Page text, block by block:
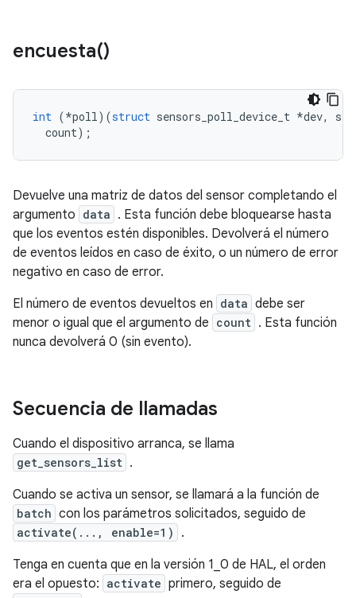
encuesta()
int (*poll)(struct sensors_poll_device_t *dev,
count);
Devuelve una matriz de datos del sensor completando el
argumento data . Esta función debe bloquearse hasta
que los eventos estén disponibles. Devolverá el número
de eventos leídos en caso de éxito, o un número de error
negativo en caso de error.
El número de eventos devueltos en data debe ser
menor o igual que el argumento de count . Esta función
nunca devolverá 0 (sin evento).
Secuencia de llamadas
Cuando el dispositivo arranca, se llama
get_sensors_list .
Cuando se activa un sensor, se llamará a la función de
batch con los parámetros solicitados, seguido de
activate(..., enable=1)
.
Tenga en cuenta que en la versión 1_0 de HAL, el orden
era el opuesto: activate primero, seguido de